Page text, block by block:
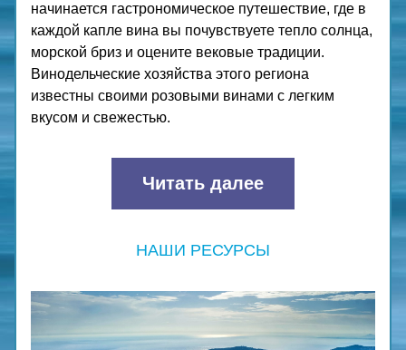
начинается гастрономическое путешествие, где в
каждой капле вина вы почувствуете тепло солнца,
морской бриз и оцените вековые традиции.
Винодельческие хозяйства этого региона
известны своими розовыми винами с легким
вкусом и свежестью.
Читать далее
НАШИ РЕСУРСЫ